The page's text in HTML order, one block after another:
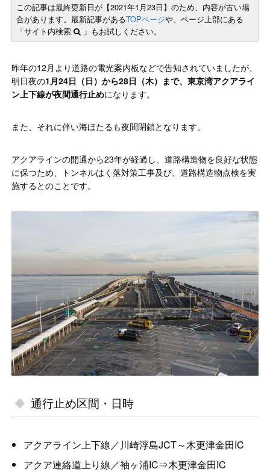
この記事は最終更新日が【2021年1月23日】のため、内容が古い場
合があります。最新記事があるTOPページや、ページ上部にある
「サイト内検索
」もお試しください。
昨年の12月より道路の電光案内板などで告知されていましたが、
明日夜の1月24日（日）から28日（木）まで、東京湾アクアライ
ン上下線が夜間通行止めになります。
また、それに伴い海ほたるも夜間閉鎖となります。
アクアラインの開通から23年が経過し、道路構造物を良好な状態
に保つため、トンネルはく落対策工事及び、道路構造物点検を実
施するとのことです。
通行止め区間・日時
アクアライン上下線／川崎浮島JCT～木更津金田IC
アクア連絡道上り線／袖ヶ浦IC⇒木更津金田IC